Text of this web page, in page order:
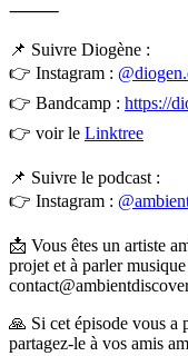
⸻
📌 Suivre Diogène :
👉 Instagram :
👉 Bandcamp : https://
👉 voir le Linktree
📌 Suivre le podcast :
👉 Instagram :
📩 Vous êtes un artiste
projet et à parler
🙏 Si cet épisode vous a
partagez-le à vos amis